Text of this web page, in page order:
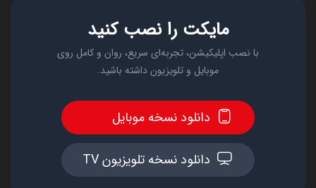
مایکت را نصب کنید
با نصب اپلیکیشن، تجربه‌ای سریع، روان و کامل روی
موبایل و تلویزیون داشته باشید.
دانلود نسخه موبایل
دانلود نسخه تلویزیون TV